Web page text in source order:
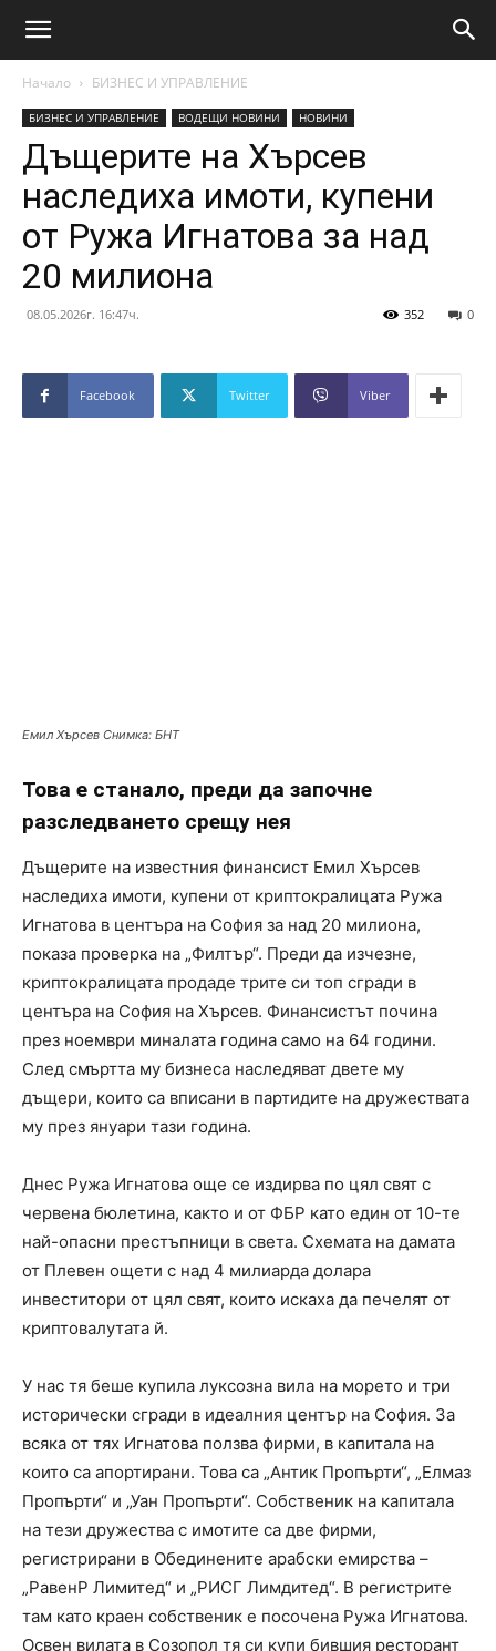
Начало БИЗНЕС И УПРАВЛЕНИЕ
БИЗНЕС И УПРАВЛЕНИЕ ВОДЕЩИ НОВИНИ НОВИНИ
Дъщерите на Хърсев
наследиха имоти, купени
от Ружа Игнатова за над
20 милиона
08.05.2026г. 16:47ч. 0
352
Facebook Twitter Viber
Емил Хърсев Снимка: БНТ
Това е станало, преди да започне
разследването срещу нея
Дъщерите на известния финансист Емил Хърсев
наследиха имоти, купени от криптокралицата Ружа
Игнатова в центъра на София за над 20 милиона,
показа проверка на „Филтър“. Преди да изчезне,
криптокралицата продаде трите си топ сгради в
центъра на София на Хърсев. Финансистът почина
през ноември миналата година само на 64 години.
След смъртта му бизнеса наследяват двете му
дъщери, които са вписани в партидите на дружествата
му през януари тази година.
Днес Ружа Игнатова още се издирва по цял свят с
червена бюлетина, както и от ФБР като един от 10-те
най-опасни престъпници в света. Схемата на дамата
от Плевен ощети с над 4 милиарда долара
инвеститори от цял свят, които искаха да печелят от
криптовалутата й.
У нас тя беше купила луксозна вила на морето и три
исторически сгради в идеалния център на София. За
всяка от тях Игнатова ползва фирми, в капитала на
които са апортирани. Това са „Антик Пропърти“, „Елмаз
Пропърти“ и „Уан Пропърти“. Собственик на капитала
на тези дружества с имотите са две фирми,
регистрирани в Обединените арабски емирства –
„РавенР Лимитед“ и „РИСГ Лимдитед“. В регистрите
там като краен собственик е посочена Ружа Игнатова.
Освен вилата в Созопол тя си купи бившия ресторант